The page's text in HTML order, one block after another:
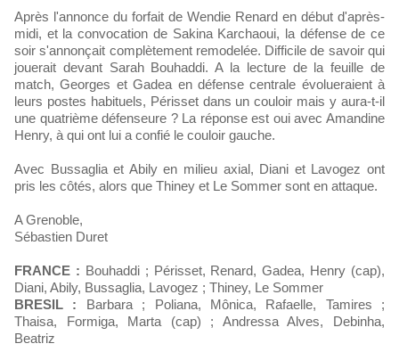
Après l'annonce du forfait de Wendie Renard en début d'après-
midi, et la convocation de Sakina Karchaoui, la défense de ce
soir s'annonçait complètement remodelée. Difficile de savoir qui
jouerait devant Sarah Bouhaddi. A la lecture de la feuille de
match, Georges et Gadea en défense centrale évolueraient à
leurs postes habituels, Périsset dans un couloir mais y aura-t-il
une quatrième défenseure ? La réponse est oui avec Amandine
Henry, à qui ont lui a confié le couloir gauche.
Avec Bussaglia et Abily en milieu axial, Diani et Lavogez ont
pris les côtés, alors que Thiney et Le Sommer sont en attaque.
A Grenoble,
Sébastien Duret
FRANCE : Bouhaddi ; Périsset, Renard, Gadea, Henry (cap),
Diani, Abily, Bussaglia, Lavogez ; Thiney, Le Sommer
BRESIL : Barbara ; Poliana, Mônica, Rafaelle, Tamires ;
Thaisa, Formiga, Marta (cap) ; Andressa Alves, Debinha,
Beatriz